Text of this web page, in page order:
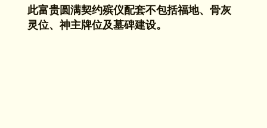
此富贵圆满契约殡仪配套不包括福地、骨灰
灵位、神主牌位及墓碑建设。